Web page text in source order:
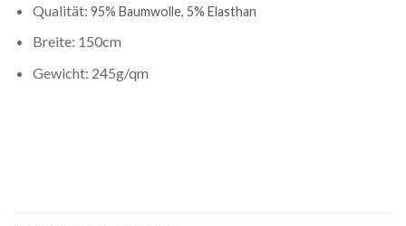
Qualität: 95% Baumwolle, 5% Elasthan
Breite: 150cm
Gewicht: 245g/qm